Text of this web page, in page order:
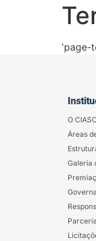
'page-
O CIASC
Áreas
Galeria